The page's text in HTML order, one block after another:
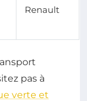
Renault
pas à
verte et